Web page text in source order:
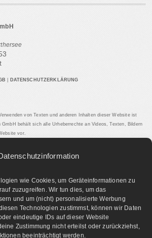
wie Cookies, um Geräteinformationen zu
zuzugreifen. Wir tun dies, um das
und um (nicht) personalisierte Werbung
Technologien zustimmst, können wir Daten
eindeutige IDs auf dieser Website
Zustimmung nicht erteilst oder zurückziehst,
beeinträchtigt werden.
DATENSCHUTZERKLÄRUNG
von Texten und anderen Inhalten dieser Website ist
behält sich alle Urheberrechte an Videos, Texten, Bildern
vor.